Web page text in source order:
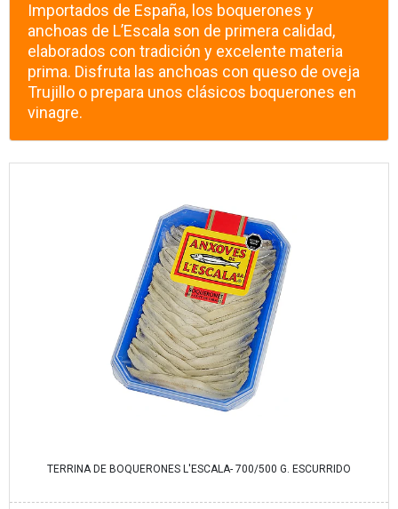
Importados de España, los boquerones y
anchoas de L’Escala son de primera calidad,
elaborados con tradición y excelente materia
prima. Disfruta las anchoas con queso de oveja
Trujillo o prepara unos clásicos boquerones en
vinagre.
TERRINA DE BOQUERONES L'ESCALA- 700/500 G. ESCURRIDO